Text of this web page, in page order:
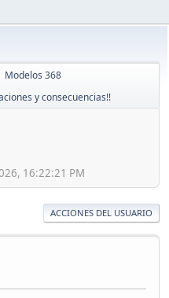
Modelos 368
y consecuencias!!
16:22:21 PM
ACCIONES DEL USUARIO